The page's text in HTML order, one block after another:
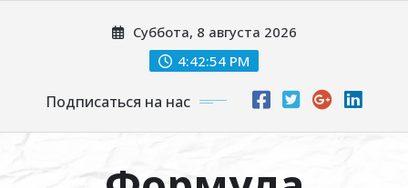
Суббота, 8 августа 2026
4:42:54 PM
Подписаться на нас